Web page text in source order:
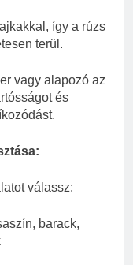
így a rúzs
terül.
vagy alapozó az
és
válassz:
barack,